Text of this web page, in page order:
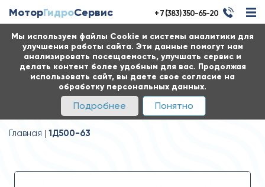
Мы используем файлы Cookie и системы аналитики для
улучшения работы сайта. Эти данные помогут нам
анализировать посещаемость, улучшать сервис и
делать контент более удобным для вас. Продолжая
использовать сайт, вы даете свое согласие на
обработку персональных данных.
Подробнее Понятно
МоторГидроСервис + 7 (383) 350-65-20
Главная 1Д500-63